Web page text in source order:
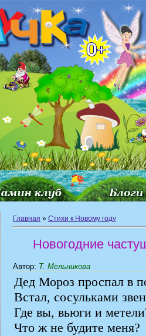
Главная » Стихи к Новому году
Новогодние
Автор: Т. Мельникова
Дед Мороз проспал в
Встал, сосульками
Где вы, вьюги и
Что ж не будите меня?